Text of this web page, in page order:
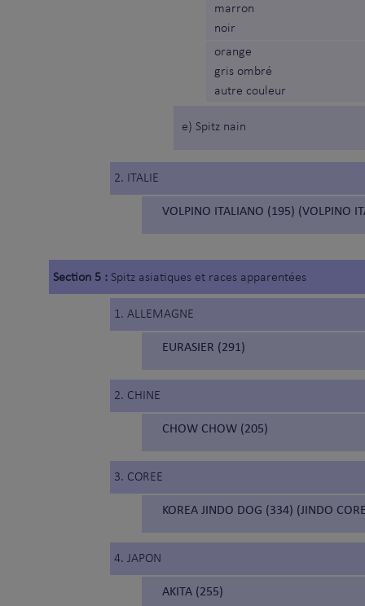
marron
noir
orange
gris ombré
autre couleur
e) Spitz nain
2. ITALIE
VOLPINO ITALIANO (195) (VOLPINO
Section 5 : Spitz asiatiques et races apparentées
1. ALLEMAGNE
EURASIER (291)
2. CHINE
CHOW CHOW (205)
3. COREE
KOREA JINDO DOG (334) (JINDO
4. JAPON
AKITA (255)